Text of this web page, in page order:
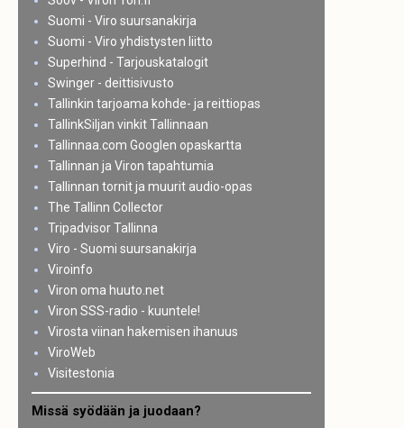
Suomi - Viro suursanakirja
Suomi - Viro yhdistysten liitto
Superhind - Tarjouskatalogit
Swinger - deittisivusto
Tallinkin tarjoama kohde- ja reittiopas
TallinkSiljan vinkit Tallinnaan
Tallinnaa.com Googlen opaskartta
Tallinnan ja Viron tapahtumia
Tallinnan tornit ja muurit audio-opas
The Tallinn Collector
Tripadvisor Tallinna
Viro - Suomi suursanakirja
Viroinfo
Viron oma huuto.net
Viron SSS-radio - kuuntele!
Virosta viinan hakemisen ihanuus
ViroWeb
Visitestonia
Missä syödään ja juodaan?